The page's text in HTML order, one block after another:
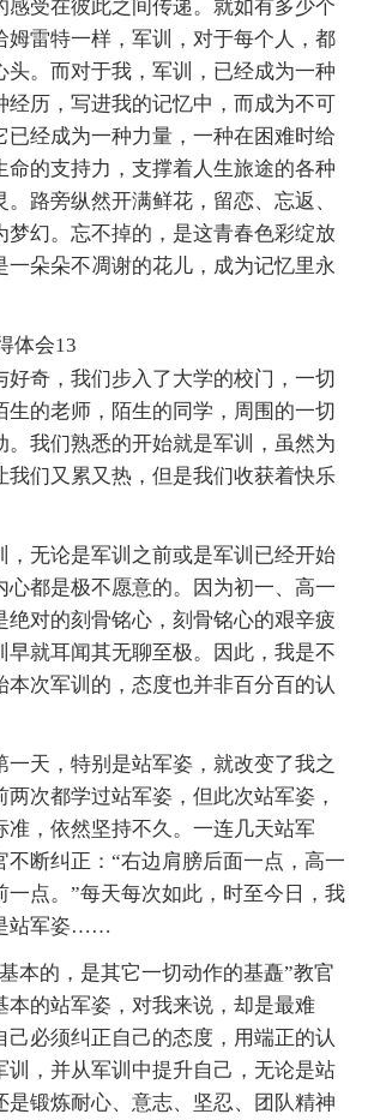
感受在彼此之间传递。就如有多少个
姆雷特一样，军训，对于每个人，都
头。而对于我，军训，已经成为一种
经历，写进我的记忆中，而成为不可
已经成为一种力量，一种在困难时给
命的支持力，支撑着人生旅途的各种
。路旁纵然开满鲜花，留恋、忘返、
梦幻。忘不掉的，是这青春色彩绽放
一朵朵不凋谢的花儿，成为记忆里永
体会13
好奇，我们步入了大学的校门，一切
生的老师，陌生的同学，周围的一切
。我们熟悉的开始就是军训，虽然为
我们又累又热，但是我们收获着快乐
，无论是军训之前或是军训已经开始
心都是极不愿意的。因为初一、高一
绝对的刻骨铭心，刻骨铭心的艰辛疲
早就耳闻其无聊至极。因此，我是不
本次军训的，态度也并非百分百的认
一天，特别是站军姿，就改变了我之
次都学过站军姿，但此次站军姿，
准，依然坚持不久。一连几天站军
不断纠正：“右边肩膀后面一点，高一
一点。”每天每次如此，时至今日，我
站军姿……
本的，是其它一切动作的基矗”教官
本的站军姿，对我来说，却是最难
己必须纠正自己的态度，用端正的认
训，并从军训中提升自己，无论是站
是锻炼耐心、意志、坚忍、团队精神